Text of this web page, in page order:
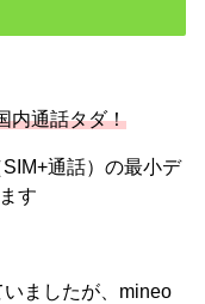
内通話タダ！
通話）の最小デ
す
ましたが、mineo